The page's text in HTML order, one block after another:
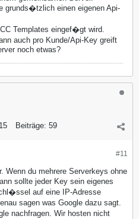
grunds�tzlich einen eigenen Api-
Templates eingef�gt wird.
auch pro Kunde/Api-Key greift
noch etwas?
Beiträge: 59
#11
Wenn du mehrere Serverkeys ohne
sollte jeder Key sein eigenes
auf eine IP-Adresse
sagen was Google dazu sagt.
nachfragen. Wir hosten nicht